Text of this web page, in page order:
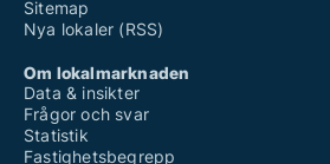
Sitemap
Nya lokaler (RSS)
Om lokalmarknaden
Data & insikter
Frågor och svar
Statistik
Fastighetsbegrepp